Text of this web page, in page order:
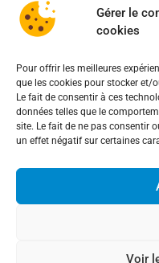
Gérer le
cookies
Pour offrir les meilleures
que les cookies pour stocker et/
Le fait de consentir à ces
données telles que le
site. Le fait de ne pas consentir
un effet négatif sur certaines
Voir
Règlement MICA –
l’agrément de l’AMF
13 juin 2026
Faux rachats de
22 mai 2026
Fraude bancaire –
clients de la Caisse